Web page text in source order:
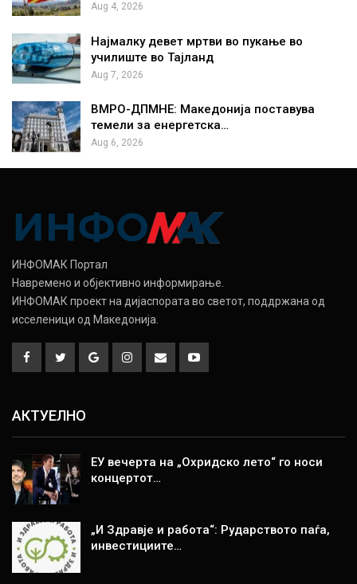
Aug 4, 2026
Најмалку девет мртви во пукање во
училиште во Тајланд
Aug 7, 2026
ВМРО-ДПМНЕ: Македонија поставува
темели за енергетска…
Aug 6, 2026
ИНФОМАК Портал
Навремено и објективно информирање.
ИНФОМАК проект на дијаспората во светот, поддржана од
исселеници од Македонија.
АКТУЕЛНО
ЕУ вечерта на „Охридско лето“ го носи
концертот…
„И Здравје и работа“: Рударството паѓа,
инвестициите…